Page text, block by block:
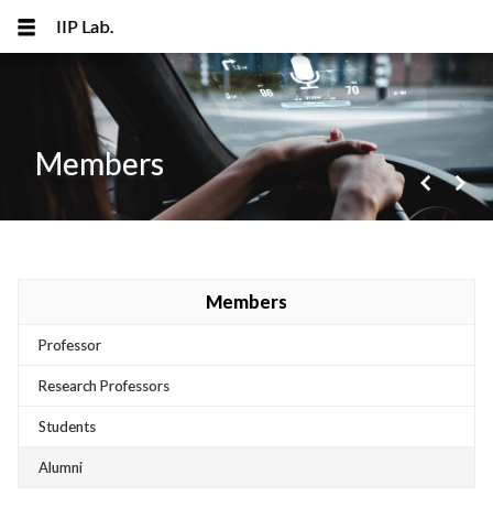
IIP Lab.
Members
navigate_beforenavigate_next
Members
Professor
Research Professors
Students
Alumni